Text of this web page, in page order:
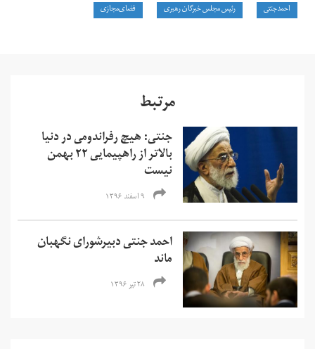
احمد‌جنتی رئیس مجلس خبرگان رهبری فضای‌مجازی
مرتبط
جنتی: هیچ رفراندومی در دنیا
بالاتر از راهپیمایی ۲۲ بهمن
نیست
۹ اسفند ۱۳۹۶
احمد جنتی دبیرشورای نگهبان
ماند
۲۸ تیر ۱۳۹۶